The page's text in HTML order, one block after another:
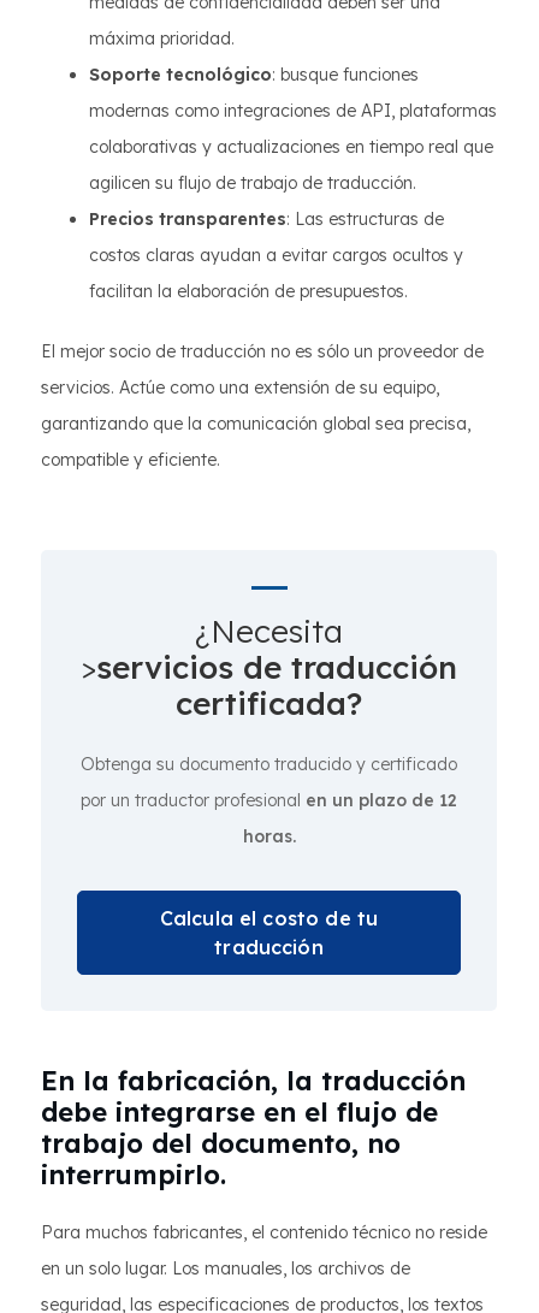
máxima prioridad.
Soporte tecnológico: busque funciones
modernas como integraciones de API, plataformas
colaborativas y actualizaciones en tiempo real que
agilicen su flujo de trabajo de traducción.
Precios transparentes: Las estructuras de
costos claras ayudan a evitar cargos ocultos y
facilitan la elaboración de presupuestos.
El mejor socio de traducción no es sólo un proveedor de
servicios. Actúe como una extensión de su equipo,
garantizando que la comunicación global sea precisa,
compatible y eficiente.
¿Necesita
>servicios de traducción
certificada?
Obtenga su documento traducido y certificado
por un traductor profesional en un plazo de 12
horas.
Calcula el costo de tu
traducción
En la fabricación, la traducción
debe integrarse en el flujo de
trabajo del documento, no
interrumpirlo.
Para muchos fabricantes, el contenido técnico no reside
en un solo lugar. Los manuales, los archivos de
seguridad, las especificaciones de productos, los textos